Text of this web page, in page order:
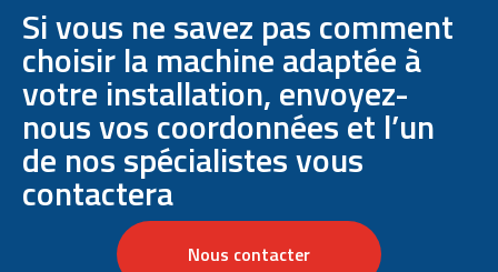
Si vous ne savez pas comment
choisir la machine adaptée à
votre installation, envoyez-
nous vos coordonnées et l’un
de nos spécialistes vous
contactera
Nous contacter